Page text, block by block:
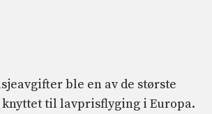
ble en av de største
til lavprisflyging i Europa.